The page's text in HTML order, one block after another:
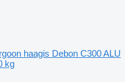
haagis Debon C300 ALU
kg